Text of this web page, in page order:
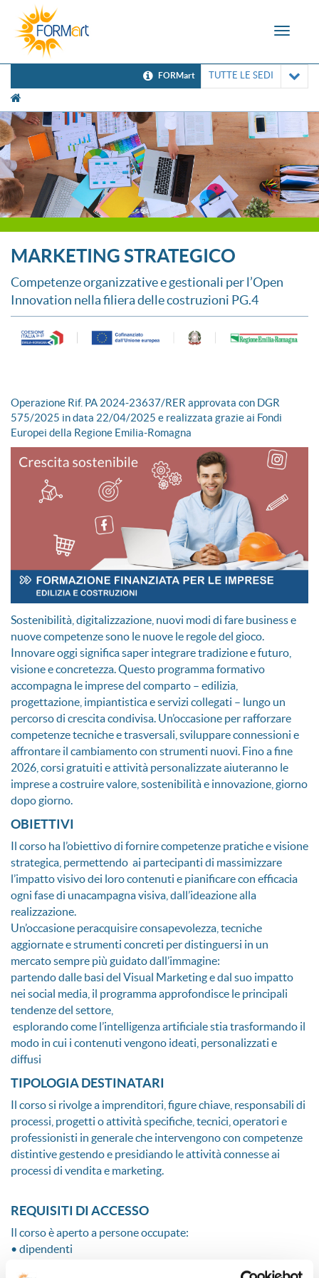
Toggle
FORMart TUTTE LE SEDI
MARKETING STRATEGICO
Competenze organizzative e gestionali per l’Open
Innovation nella filiera delle costruzioni PG.4
Operazione Rif. PA 2024-23637/RER approvata con DGR
575/2025 in data 22/04/2025 e realizzata grazie ai Fondi
Europei della Regione Emilia-Romagna
Sostenibilità, digitalizzazione, nuovi modi di fare business e
nuove competenze sono le nuove le regole del gioco.
Innovare oggi significa saper integrare tradizione e futuro,
visione e concretezza. Questo programma formativo
accompagna le imprese del comparto – edilizia,
progettazione, impiantistica e servizi collegati – lungo un
percorso di crescita condivisa. Un’occasione per rafforzare
competenze tecniche e trasversali, sviluppare connessioni e
affrontare il cambiamento con strumenti nuovi. Fino a fine
2026, corsi gratuiti e attività personalizzate aiuteranno le
imprese a costruire valore, sostenibilità e innovazione, giorno
dopo giorno.
OBIETTIVI
Il corso ha l’obiettivo di fornire competenze pratiche e visione
strategica, permettendo ai partecipanti di massimizzare
l’impatto visivo dei loro contenuti e pianificare con efficacia
ogni fase di unacampagna visiva, dall’ideazione alla
realizzazione.
Un’occasione peracquisire consapevolezza, tecniche
aggiornate e strumenti concreti per distinguersi in un
mercato sempre più guidato dall’immagine:
partendo dalle basi del Visual Marketing e dal suo impatto
nei social media, il programma approfondisce le principali
tendenze del settore,
esplorando come l’intelligenza artificiale stia trasformando il
modo in cui i contenuti vengono ideati, personalizzati e
diffusi
TIPOLOGIA DESTINATARI
Il corso si rivolge a imprenditori, figure chiave, responsabili di
processi, progetti o attività specifiche, tecnici, operatori e
professionisti in generale che intervengono con competenze
distintive gestendo e presidiando le attività connesse ai
processi di vendita e marketing.
REQUISITI DI ACCESSO
Il corso è aperto a persone occupate:
• dipendenti